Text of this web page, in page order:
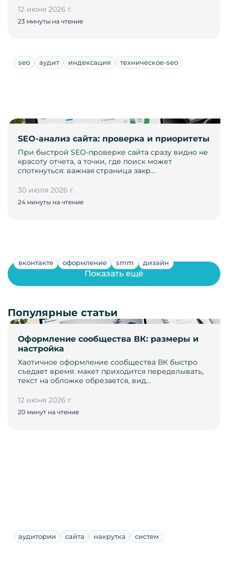
12 июня 2026 г.
23 минуты на чтение
seo аудит индексация техническое-seo
SEO-анализ сайта: проверка и приоритеты
При быстрой SEO-проверке сайта сразу видно не
красоту отчета, а точки, где поиск может
споткнуться: важная страница закр…
30 июля 2026 г.
24 минуты на чтение
вконтакте оформление smm дизайн
Оформление сообщества ВК: размеры и
настройка
Хаотичное оформление сообщества ВК быстро
съедает время: макет приходится переделывать,
текст на обложке обрезается, вид…
12 июня 2026 г.
20 минут на чтение
Показать ещё
Популярные статьи
аудитории сайта накрутка систем